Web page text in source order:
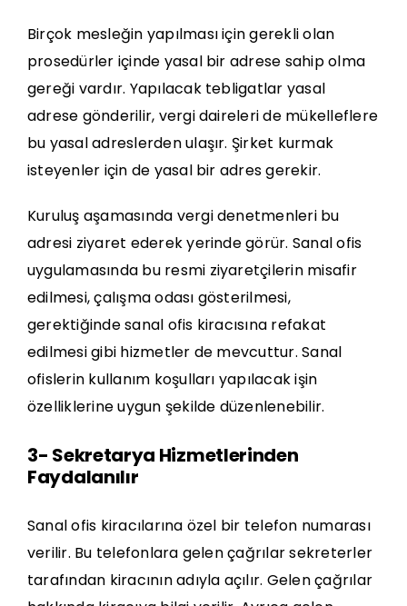
Birçok mesleğin yapılması için gerekli olan
prosedürler içinde yasal bir adrese sahip olma
gereği vardır. Yapılacak tebligatlar yasal
adrese gönderilir, vergi daireleri de mükelleflere
bu yasal adreslerden ulaşır. Şirket kurmak
isteyenler için de yasal bir adres gerekir.
Kuruluş aşamasında vergi denetmenleri bu
adresi ziyaret ederek yerinde görür. Sanal ofis
uygulamasında bu resmi ziyaretçilerin misafir
edilmesi, çalışma odası gösterilmesi,
gerektiğinde sanal ofis kiracısına refakat
edilmesi gibi hizmetler de mevcuttur. Sanal
ofislerin kullanım koşulları yapılacak işin
özelliklerine uygun şekilde düzenlenebilir.
3- Sekretarya Hizmetlerinden
Faydalanılır
Sanal ofis kiracılarına özel bir telefon numarası
verilir. Bu telefonlara gelen çağrılar sekreterler
tarafından kiracının adıyla açılır. Gelen çağrılar